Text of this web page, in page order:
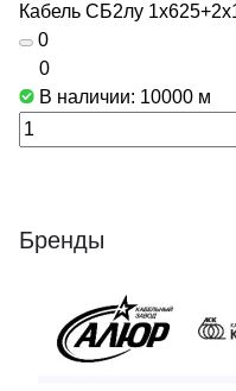
Кабель СБ2лу
0
0
В наличии: 10000 м
Бренды